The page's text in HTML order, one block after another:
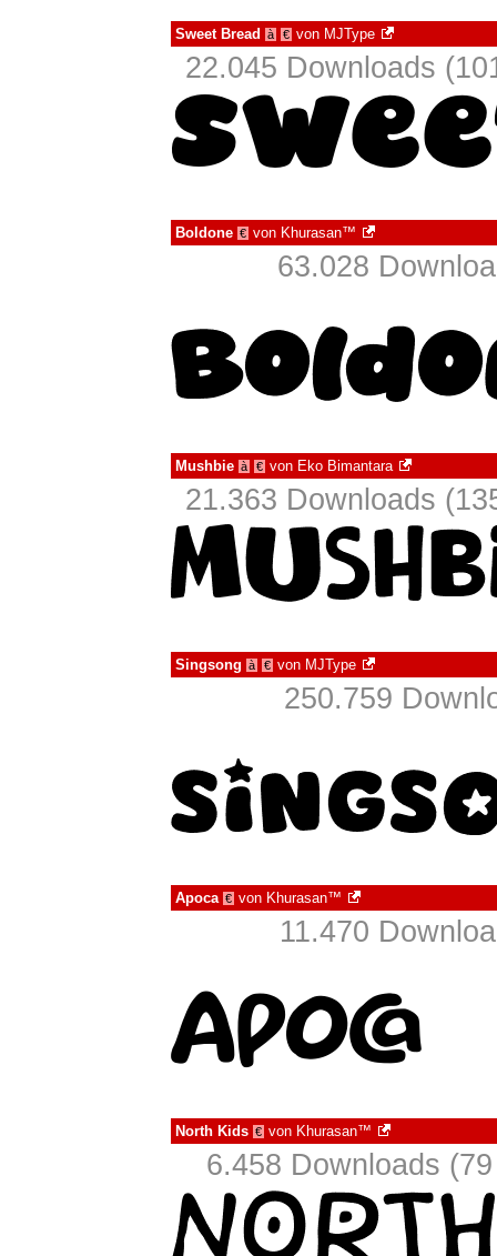
Sweet Bread à € von MJType
22.045 Downloads
Boldone € von Khurasan™
63.028
Mushbie à € von Eko Bimantara
21.363 Downloads
Singsong à € von MJType
250.759
Apoca € von Khurasan™
11.470
North Kids € von Khurasan™
6.458 Downloads